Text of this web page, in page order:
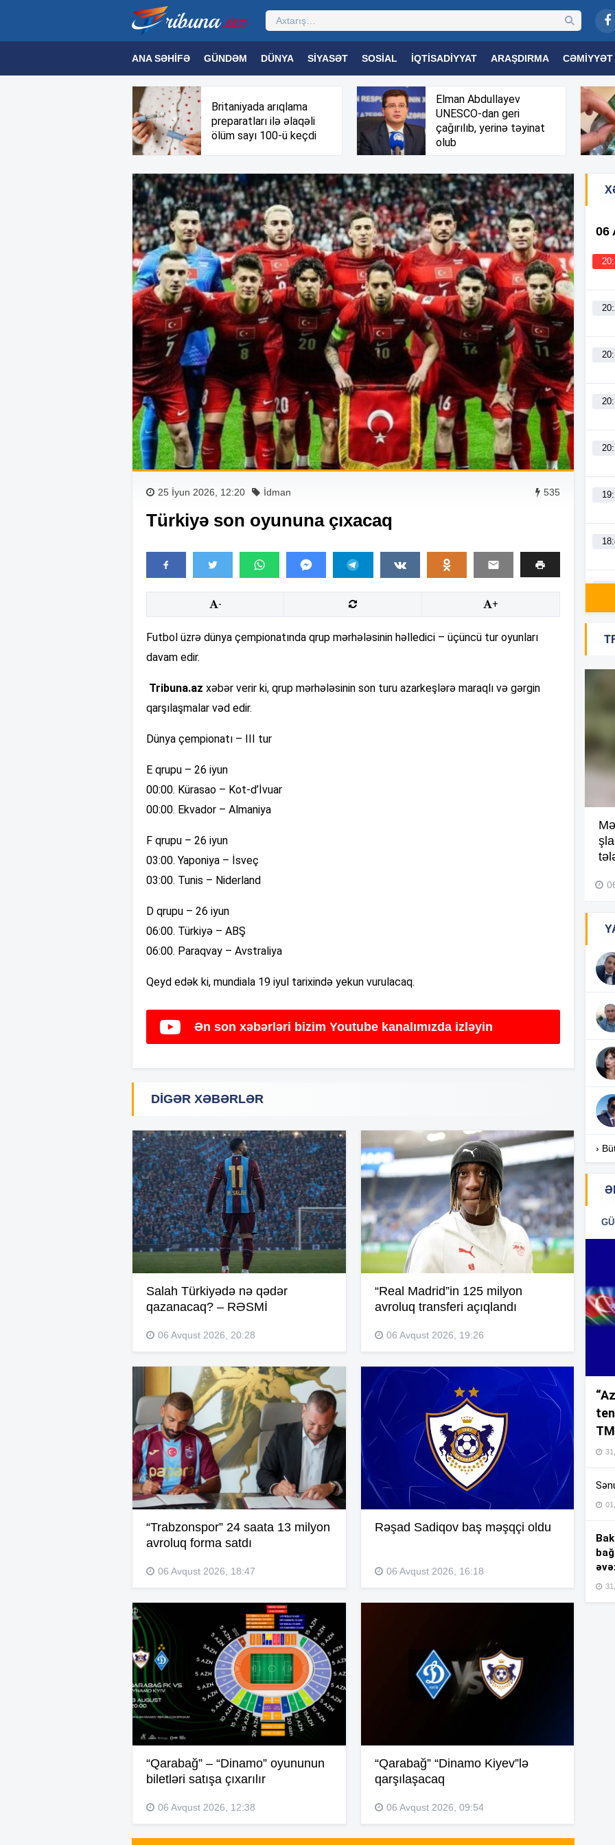
ANA SƏHIFƏ GÜNDƏM DÜNYA SIYASƏT SOSIAL İQTISADIYYAT ARAŞDIRMA CƏMIYYƏT
MƏDƏNIYYƏT TƏHSIL SAĞLAMLIQ MARAQLI TRIBUNA TV
Britaniyada arıqlama
preparatları ilə əlaqəli
ölüm sayı 100-ü keçdi
Elman Abdullayev
UNESCO-dan geri
çağırılıb, yerinə təyinat
olub
25 İyun 2026, 12:20 İdman 535
Türkiyə son oyununa çıxacaq
- +
Futbol üzrə dünya çempionatında qrup mərhələsinin həlledici – üçüncü tur oyunları
davam edir.
Tribuna.az xəbər verir ki, qrup mərhələsinin son turu azarkeşlərə maraqlı və gərgin
qarşılaşmalar vəd edir.
Dünya çempionatı – III tur
E qrupu – 26 iyun
00:00. Kürasao – Kot-d’İvuar
00:00. Ekvador – Almaniya
F qrupu – 26 iyun
03:00. Yaponiya – İsveç
03:00. Tunis – Niderland
D qrupu – 26 iyun
06:00. Türkiyə – ABŞ
06:00. Paraqvay – Avstraliya
Qeyd edək ki, mundiala 19 iyul tarixində yekun vurulacaq.
Ən son xəbərləri bizim Youtube kanalımızda izləyin
DIGƏR XƏBƏRLƏR
Salah Türkiyədə nə qədər
qazanacaq? – RƏSMİ
06 Avqust 2026, 20:28
“Real Madrid”in 125 milyon
avroluq transferi açıqlandı
06 Avqust 2026, 19:26
“Trabzonspor” 24 saata 13 milyon
avroluq forma satdı
06 Avqust 2026, 18:47
Rəşad Sadiqov baş məşqçi oldu
06 Avqust 2026, 16:18
“Qarabağ” – “Dinamo” oyununun
biletləri satışa çıxarılır
06 Avqust 2026, 12:38
“Qarabağ” “Dinamo Kiyev”lə
qarşılaşacaq
06 Avqust 2026, 09:54
06
›